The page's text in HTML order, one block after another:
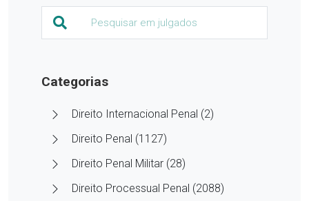
Categorias
Direito Internacional Penal (2)
Direito Penal (1127)
Direito Penal Militar (28)
Direito Processual Penal (2088)